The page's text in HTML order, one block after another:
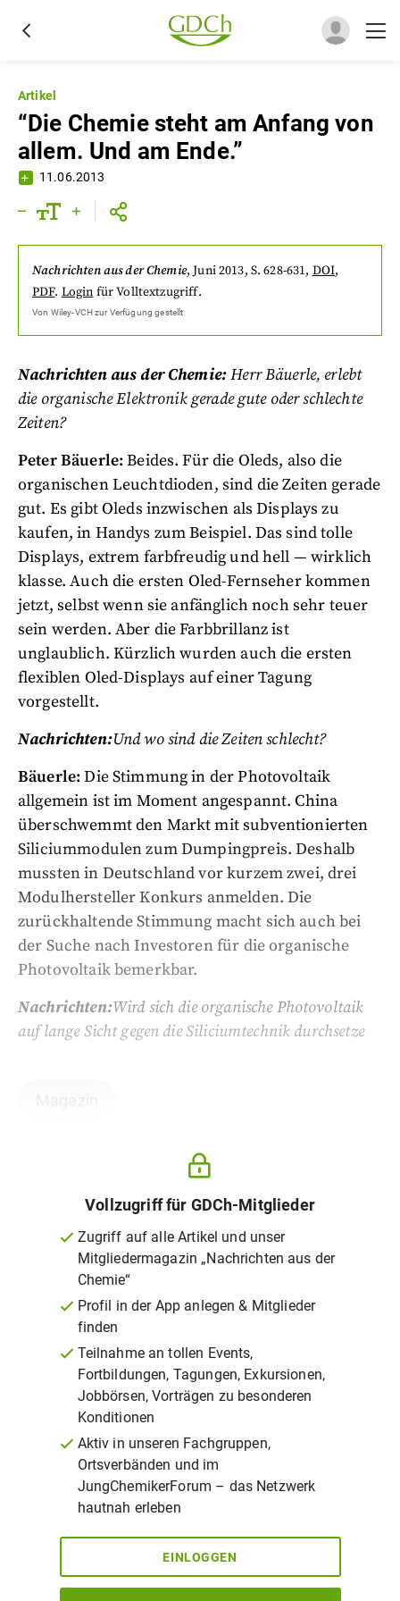
Artikel
“Die Chemie steht am Anfang von
allem. Und am Ende.”
11.06.2013
Nachrichten aus der Chemie,Juni 2013, S. 628-631, DOI,
PDF. Login für Volltextzugriff.
Von Wiley-VCHzur Verfügung gestellt
Nachrichten aus der Chemie:Herr Bäuerle, erlebt
die organische Elektronik gerade gute oder schlechte
Zeiten?
Peter Bäuerle: Beides. Für die Oleds, also die
organischen Leuchtdioden, sind die Zeiten gerade
gut. Es gibt Oleds inzwischen als Displays zu
kaufen, in Handys zum Beispiel. Das sind tolle
Displays, extrem farbfreudig und hell — wirklich
klasse. Auch die ersten Oled-Fernseher kommen
jetzt, selbst wenn sie anfänglich noch sehr teuer
sein werden. Aber die Farbbrillanz ist
unglaublich. Kürzlich wurden auch die ersten
flexiblen Oled-Displays auf einer Tagung
vorgestellt.
Nachrichten:Und wo sind die Zeiten schlecht?
Bäuerle: Die Stimmung in der Photovoltaik
allgemein ist im Moment angespannt. China
überschwemmt den Markt mit subventionierten
Siliciummodulen zum Dumpingpreis. Deshalb
mussten in Deutschland vor kurzem zwei, drei
Modulhersteller Konkurs anmelden. Die
zurückhaltende Stimmung macht sich auch bei
der Suche nach Investoren für die organische
Photovoltaik bemerkbar.
Nachrichten:Wird sich die organische Photovoltaik
auf lange Sicht gegen die Siliciumtechnik durchsetze
Vollzugriff für GDCh-Mitglieder
Zugriff auf alle Artikel und unser
Mitgliedermagazin „Nachrichten aus der
Chemie“
Profil in der App anlegen & Mitglieder
finden
Teilnahme an tollen Events,
Fortbildungen, Tagungen, Exkursionen,
Jobbörsen, Vorträgen zu besonderen
Konditionen
Aktiv in unseren Fachgruppen,
Ortsverbänden und im
JungChemikerForum – das Netzwerk
hautnah erleben
EINLOGGEN